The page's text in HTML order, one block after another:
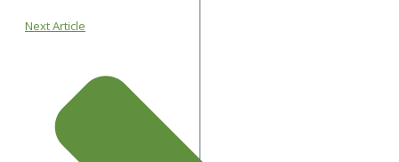
Next Article